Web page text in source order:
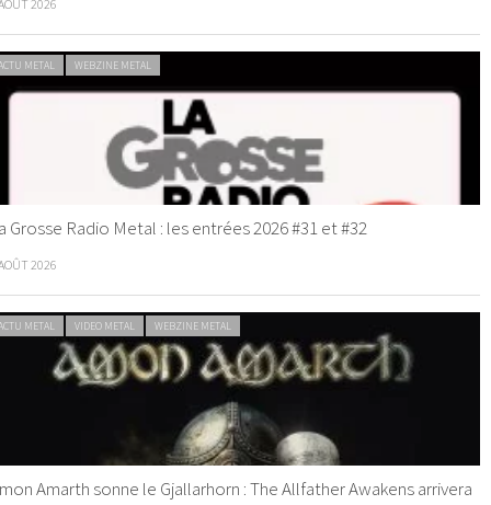
2026
METAL WEBZINE METAL
Grosse Radio Metal : les entrées 2026 #31 et #32
2026
METAL VIDEO METAL WEBZINE METAL
Amarth sonne le Gjallarhorn : The Allfather Awakens arrivera